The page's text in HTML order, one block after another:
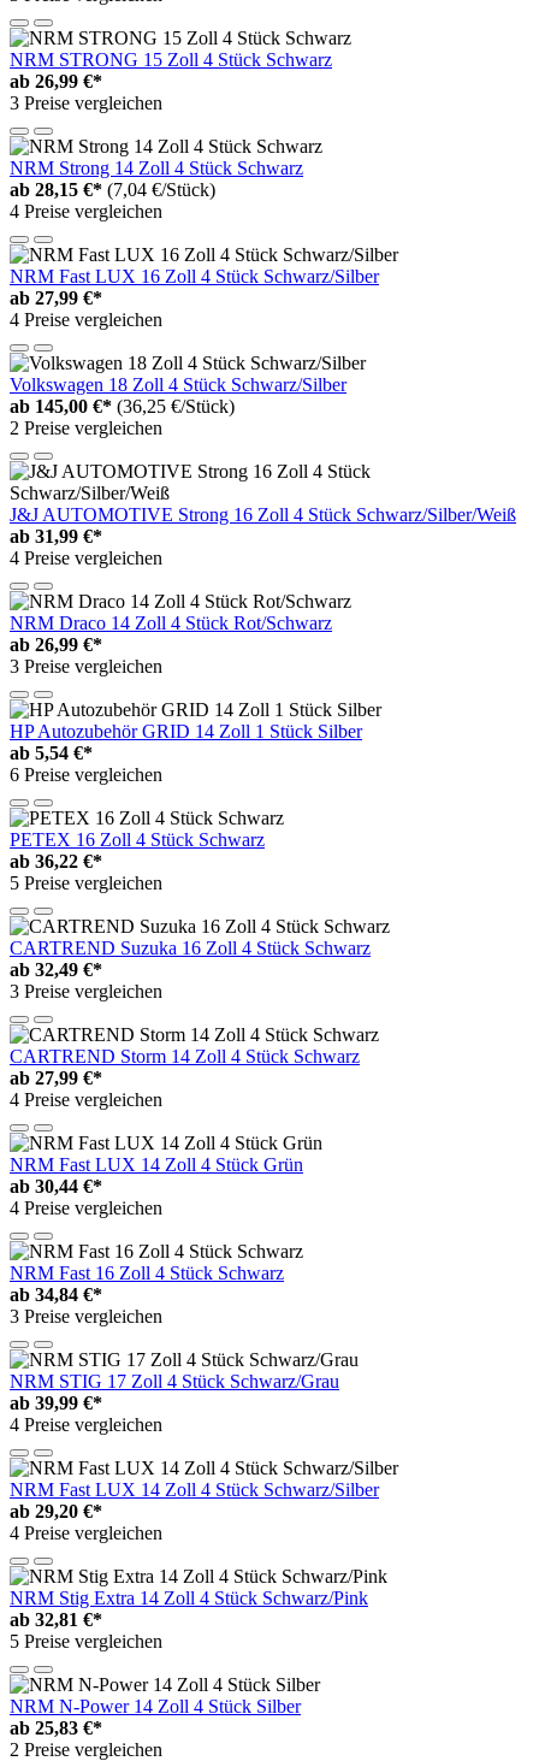
NRM STRONG 15 Zoll 4 Stück Schwarz
ab 26,99 €*
3 Preise vergleichen
NRM Strong 14 Zoll 4 Stück Schwarz
ab 28,15 €* (7,04 €/Stück)
4 Preise vergleichen
NRM Fast LUX 16 Zoll 4 Stück Schwarz/Silber
ab 27,99 €*
4 Preise vergleichen
Volkswagen 18 Zoll 4 Stück Schwarz/Silber
ab 145,00 €* (36,25 €/Stück)
2 Preise vergleichen
J&J AUTOMOTIVE Strong 16 Zoll 4 Stück Schwarz/Silber/Weiß
ab 31,99 €*
4 Preise vergleichen
NRM Draco 14 Zoll 4 Stück Rot/Schwarz
ab 26,99 €*
3 Preise vergleichen
HP Autozubehör GRID 14 Zoll 1 Stück Silber
ab 5,54 €*
6 Preise vergleichen
PETEX 16 Zoll 4 Stück Schwarz
ab 36,22 €*
5 Preise vergleichen
CARTREND Suzuka 16 Zoll 4 Stück Schwarz
ab 32,49 €*
3 Preise vergleichen
CARTREND Storm 14 Zoll 4 Stück Schwarz
ab 27,99 €*
4 Preise vergleichen
NRM Fast LUX 14 Zoll 4 Stück Grün
ab 30,44 €*
4 Preise vergleichen
NRM Fast 16 Zoll 4 Stück Schwarz
ab 34,84 €*
3 Preise vergleichen
NRM STIG 17 Zoll 4 Stück Schwarz/Grau
ab 39,99 €*
4 Preise vergleichen
NRM Fast LUX 14 Zoll 4 Stück Schwarz/Silber
ab 29,20 €*
4 Preise vergleichen
NRM Stig Extra 14 Zoll 4 Stück Schwarz/Pink
ab 32,81 €*
5 Preise vergleichen
NRM N-Power 14 Zoll 4 Stück Silber
ab 25,83 €*
2 Preise vergleichen